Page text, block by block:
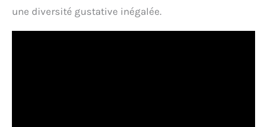
une diversité gustative inégalée.